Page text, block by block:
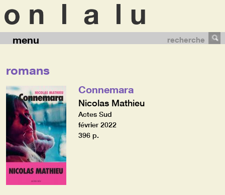
menu recherche
romans
Connemara
Nicolas Mathieu
Actes Sud
février 2022
396 p.